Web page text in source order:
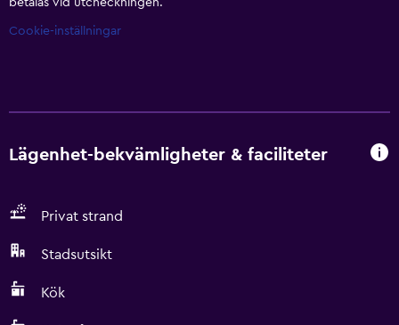
betalas vid utcheckningen.
Cookie-inställningar
Lägenhet-bekvämligheter & faciliteter
Privat strand
Stadsutsikt
Kök